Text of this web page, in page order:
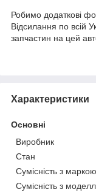
Робимо додаткові
Відсилання по всій
запчастин на цей
Характеристики
Основні
Виробник
Стан
Сумісність з маркою
Сумісність з